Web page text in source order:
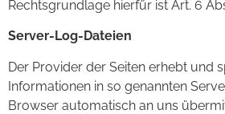
Rechtsgrundlage hierfür ist Art. 6
Server-Log-Dateien
Der Provider der Seiten erhebt und
Informationen in so genannten
Browser automatisch an uns